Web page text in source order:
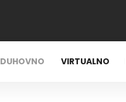
DUHOVNO VIRTUALNO